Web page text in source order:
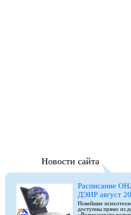
Новости сайта
Расписание
ДЭИР август
Новейшие
доступны прямо из